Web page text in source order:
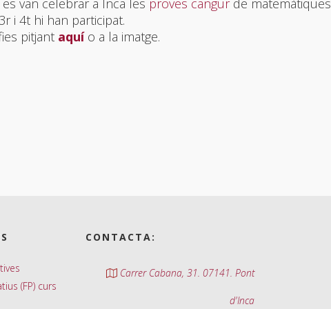
van celebrar a Inca les proves cangurde matemàtiques
i 4t hi han participat.
pitjant aquío a la imatge.
(FP) curs
CONTACTA:
Carrer Cabana, 31. 07141. Pont
d'Inca